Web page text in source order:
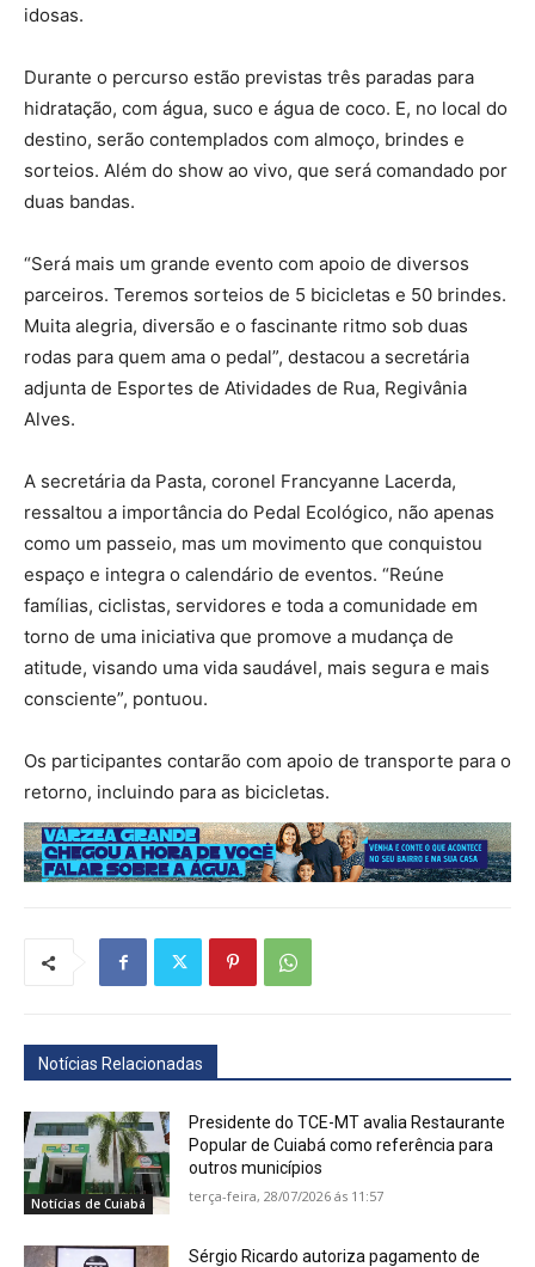
idosas.
Durante o percurso estão previstas três paradas para
hidratação, com água, suco e água de coco. E, no local do
destino, serão contemplados com almoço, brindes e
sorteios. Além do show ao vivo, que será comandado por
duas bandas.
“Será mais um grande evento com apoio de diversos
parceiros. Teremos sorteios de 5 bicicletas e 50 brindes.
Muita alegria, diversão e o fascinante ritmo sob duas
rodas para quem ama o pedal”, destacou a secretária
adjunta de Esportes de Atividades de Rua, Regivânia
Alves.
A secretária da Pasta, coronel Francyanne Lacerda,
ressaltou a importância do Pedal Ecológico, não apenas
como um passeio, mas um movimento que conquistou
espaço e integra o calendário de eventos. “Reúne
famílias, ciclistas, servidores e toda a comunidade em
torno de uma iniciativa que promove a mudança de
atitude, visando uma vida saudável, mais segura e mais
consciente”, pontuou.
Os participantes contarão com apoio de transporte para o
retorno, incluindo para as bicicletas.
Notícias Relacionadas
Notícias de Cuiabá
Presidente do TCE-MT avalia Restaurante
Popular de Cuiabá como referência para
outros municípios
terça-feira, 28/07/2026 ás 11:57
Sérgio Ricardo autoriza pagamento de